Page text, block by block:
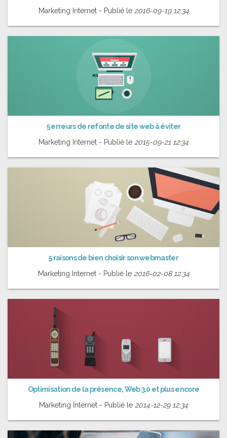
Marketing Internet - Publié le 2016-09-19 12:34
5 erreurs de refonte de site web à éviter
Marketing Internet - Publié le 2015-09-21 12:34
5 raisons de bien choisir son webmaster
Marketing Internet - Publié le 2016-02-08 12:34
Optimisation de la présence, Web 3.0 et plus encore
Marketing Internet - Publié le 2014-12-29 12:34